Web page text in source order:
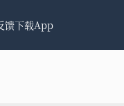
馈下载App